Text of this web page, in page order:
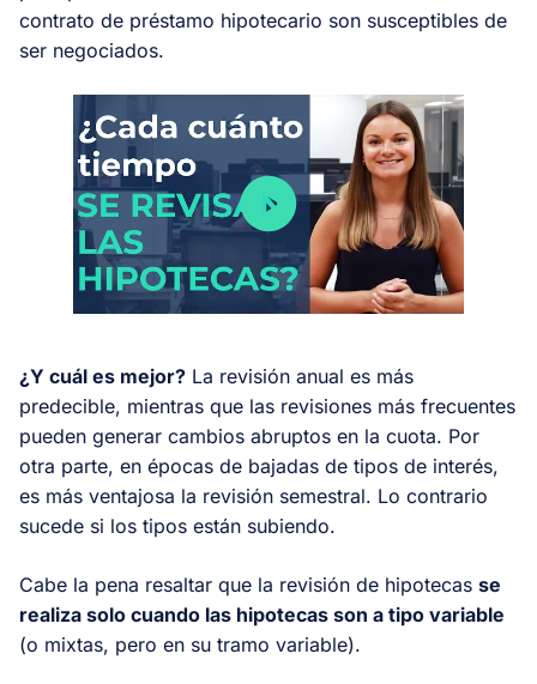
contrato de préstamo hipotecario son susceptibles de
ser negociados.
¿Y cuál es mejor? La revisión anual es más
predecible, mientras que las revisiones más frecuentes
pueden generar cambios abruptos en la cuota. Por
otra parte, en épocas de bajadas de tipos de interés,
es más ventajosa la revisión semestral. Lo contrario
sucede si los tipos están subiendo.
Cabe la pena resaltar que la revisión de hipotecas se
realiza solo cuando las hipotecas son a tipo variable
(o mixtas, pero en su tramo variable).